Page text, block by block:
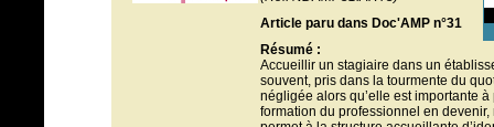
Article paru dans Doc'AMP n°31
Résumé :
Accueillir un stagiaire dans un
souvent, pris dans la tourmente du
négligée alors qu’elle est importante
formation du professionnel en